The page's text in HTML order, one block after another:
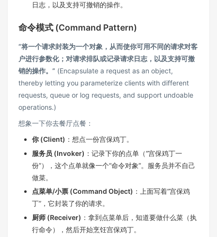
日志，以及支持可撤销的操作。
命令模式 (Command Pattern)
“将一个请求封装为一个对象，从而使你可用不同的请求对客
户进行参数化；对请求排队或记录请求日志，以及支持可撤
销的操作。” (Encapsulate a request as an object,
thereby letting you parameterize clients with different
requests, queue or log requests, and support undoable
operations.)
想象一下你去餐厅点餐：
你 (Client) ：想点一份宫保鸡丁。
服务员 (Invoker) ：记录下你的点单（“宫保鸡丁一
份”），这个点单就像一个“命令对象”。服务员并不自己
做菜。
点菜单/小票 (Command Object) ：上面写着“宫保鸡
丁”，它封装了你的请求。
厨师 (Receiver) ：拿到点菜单后，知道要做什么菜（执
行命令），然后开始烹饪宫保鸡丁。